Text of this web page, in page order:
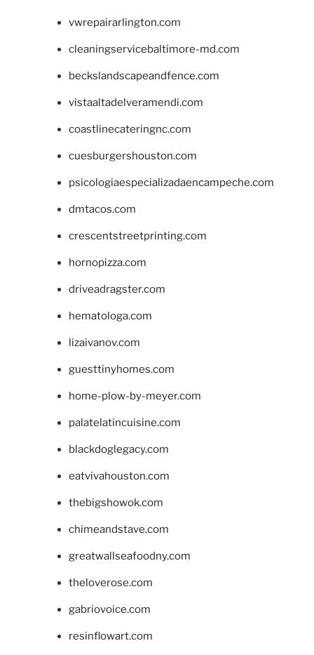
vwrepairarlington.com
cleaningservicebaltimore-md.com
beckslandscapeandfence.com
vistaaltadelveramendi.com
coastlinecateringnc.com
cuesburgershouston.com
psicologiaespecializadaencampeche.com
dmtacos.com
crescentstreetprinting.com
hornopizza.com
driveadragster.com
hematologa.com
lizaivanov.com
guesttinyhomes.com
home-plow-by-meyer.com
palatelatincuisine.com
blackdoglegacy.com
eatvivahouston.com
thebigshowok.com
chimeandstave.com
greatwallseafoodny.com
theloverose.com
gabriovoice.com
resinflowart.com